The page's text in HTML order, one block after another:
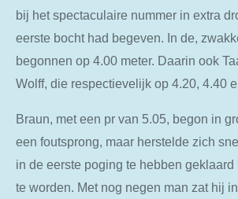
bij het spectaculaire nummer in extra
eerste bocht had begeven. In de,
begonnen op 4.00 meter. Daarin ook
Wolff, die respectievelijk op 4.20, 4.40
Braun, met een pr van 5.05, begon in
een foutsprong, maar herstelde zich
in de eerste poging te hebben
te worden. Met nog negen man zat hij